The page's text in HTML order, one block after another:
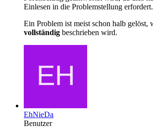
Einlesen in die Problemstellung erfordert.
Ein Problem ist meist schon halb gelöst,
vollständig beschrieben wird.
EhNieDa
Benutzer